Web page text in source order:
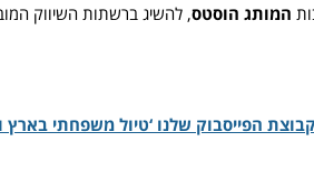
המותג הוסטס, להשיג ברשתות השיווק
הפייסבוק שלנו ‘טיול משפחתי בארץ